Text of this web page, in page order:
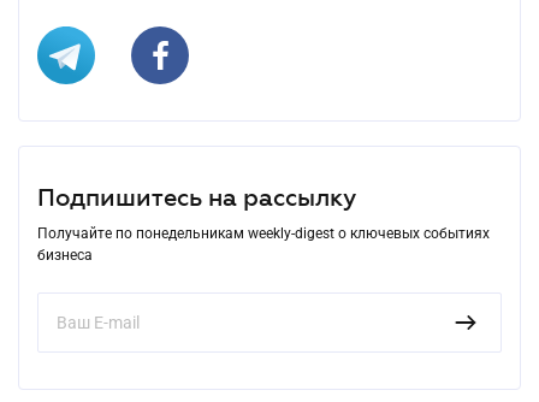
Подпишитесь на рассылку
Получайте по понедельникам weekly-digest о ключевых событиях
бизнеса